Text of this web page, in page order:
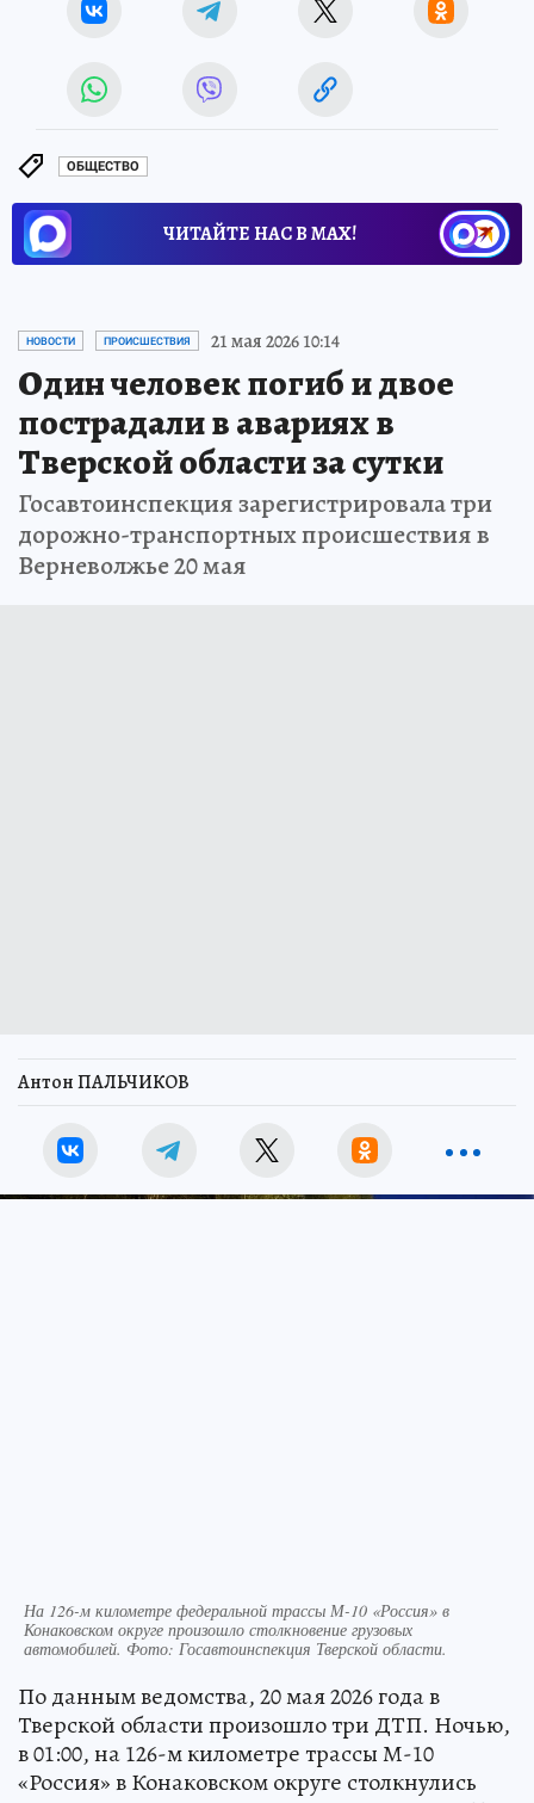
ОБЩЕСТВО
ЧИТАЙТЕ НАС В МАХ!
НОВОСТИ ПРОИСШЕСТВИЯ 21 мая 2026 10:14
Один человек погиб и двое
пострадали в авариях в
Тверской области за сутки
Госавтоинспекция зарегистрировала три
дорожно-транспортных происшествия в
Верневолжье 20 мая
Антон ПАЛЬЧИКОВ
На 126-м километре федеральной трассы М-10 «Россия» в
Конаковском округе произошло столкновение грузовых
автомобилей. Фото: Госавтоинспекция Тверской области.
По данным ведомства, 20 мая 2026 года в
Тверской области произошло три ДТП. Ночью,
в 01:00, на 126-м километре трассы М-10
«Россия» в Конаковском округе столкнулись